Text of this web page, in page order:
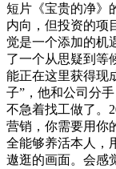
短片《宝贵的净》
内向，但投资的项
觉是一个添加的机
了一个从思疑到等
能正在这里获得现
子”，他和公司分
不急着找工做了。
营销，你需要用你
全能够养活本人，
遨逛的画面。会感